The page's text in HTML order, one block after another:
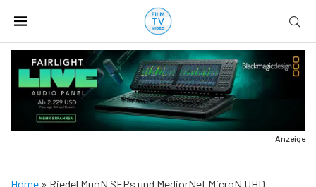
Anzeige
Home » Riedel MuoN SFPs und MediorNet MicroN UHD